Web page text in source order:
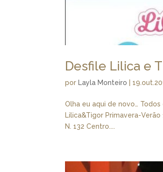
Desfile Lilica e
por Layla Monteiro |
Olha eu aqui de novo…
Lilica&Tigor Primavera-
N. 132 Centro....